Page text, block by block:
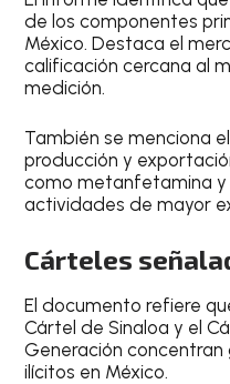
de los componentes
México. Destaca el
calificación cercana al
medición.
También se menciona
producción y
como metanfetamina y
actividades de mayor
Cárteles
El documento refiere
Cártel de Sinaloa y el
Generación
ilícitos en México.